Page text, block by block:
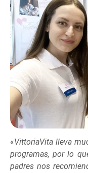
«VittoriaVita lleva
programas, por lo
padres nos